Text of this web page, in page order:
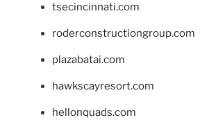
tsecincinnati.com
roderconstructiongroup.com
plazabatai.com
hawkscayresort.com
hellonquads.com